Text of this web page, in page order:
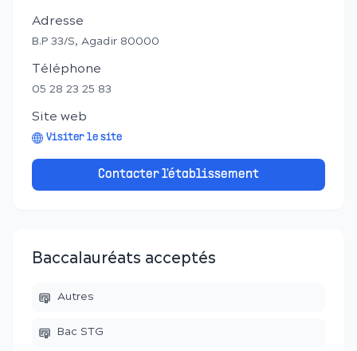
Adresse
B.P 33/S, Agadir 80000
Téléphone
05 28 23 25 83
Site web
Visiter le site
Contacter l'établissement
Baccalauréats acceptés
Autres
Bac STG